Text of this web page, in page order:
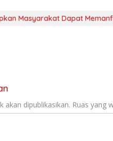
Masyarakat Dapat
akan dipublikasikan. Ruas yang